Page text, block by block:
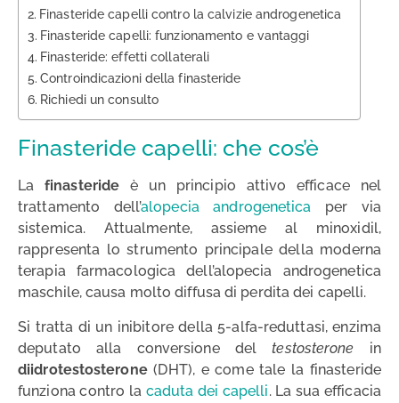
Finasteride capelli contro la calvizie androgenetica
Finasteride capelli: funzionamento e vantaggi
Finasteride: effetti collaterali
Controindicazioni della finasteride
Richiedi un consulto
Finasteride capelli: che cos’è
Lafinasteride è un principio attivo efficace nel
trattamento dell’alopecia androgenetica per via
sistemica. Attualmente, assieme al minoxidil,
rappresenta lo strumento principale della moderna
terapia farmacologica dell’alopecia androgenetica
maschile, causa molto diffusa di perdita dei capelli.
Si tratta di un inibitore della 5-alfa-reduttasi, enzima
deputato alla conversione deltestosterone in
diidrotestosterone(DHT), e come tale la finasteride
funziona contro la caduta dei capelli. La sua efficacia